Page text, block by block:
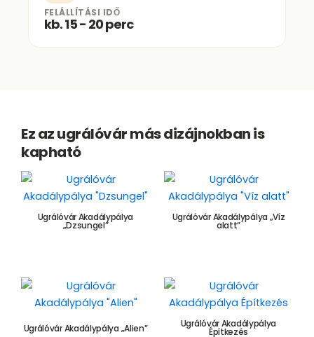
FELÁLLÍTÁSI IDŐ
kb. 15 - 20 perc
Ez az ugrálóvár más dizájnokban is
kapható
Ugrálóvár Akadálypálya
„Dzsungel”
Ugrálóvár Akadálypálya „Víz
alatt”
Ugrálóvár Akadálypálya „Alien” Ugrálóvár Akadálypálya
Építkezés